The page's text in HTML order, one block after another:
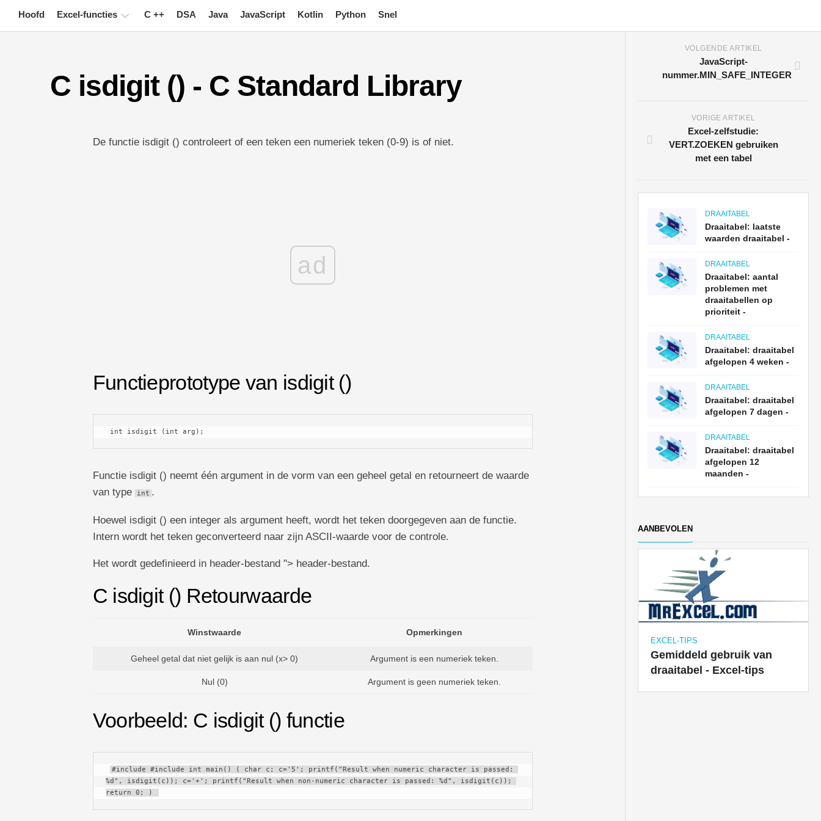
content
Hoofd Excel-functies
Excel-
tips
Woordenlijst
C ++ DSA Java JavaScript Kotlin Python Snel
C isdigit () - C Standard Library
De functie isdigit () controleert of een teken een numeriek teken (0-9) is of niet.
ad
Functieprototype van isdigit ()
int isdigit (int arg);
Functie isdigit () neemt één argument in de vorm van een geheel getal en retourneert de waarde
van type
int .
Hoewel isdigit () een integer als argument heeft, wordt het teken doorgegeven aan de functie.
Intern wordt het teken geconverteerd naar zijn ASCII-waarde voor de controle.
Het wordt gedefinieerd in header-bestand "> header-bestand.
C isdigit () Retourwaarde
Winstwaarde Opmerkingen
Geheel getal dat niet gelijk is aan nul (x> 0) Argument is een numeriek teken.
Nul (0) Argument is geen numeriek teken.
Voorbeeld: C isdigit () functie
#include #include int main() ( char c; c='5'; printf("Result when numeric character is passed:
%d", isdigit(c)); c='+'; printf("Result when non-numeric character is passed: %d", isdigit(c));
return 0; )
VOLGENDE ARTIKEL
JavaScript-
nummer.MIN_SAFE_INTEGER
VORIGE ARTIKEL
Excel-zelfstudie:
VERT.ZOEKEN gebruiken
met een tabel
DRAAITABEL
Draaitabel: laatste
waarden draaitabel -
DRAAITABEL
Draaitabel: aantal
problemen met
draaitabellen op
prioriteit -
DRAAITABEL
Draaitabel: draaitabel
afgelopen 4 weken -
DRAAITABEL
Draaitabel: draaitabel
afgelopen 7 dagen -
DRAAITABEL
Draaitabel: draaitabel
afgelopen 12
maanden -
AANBEVOLEN
EXCEL-TIPS
Gemiddeld gebruik van
draaitabel - Excel-tips